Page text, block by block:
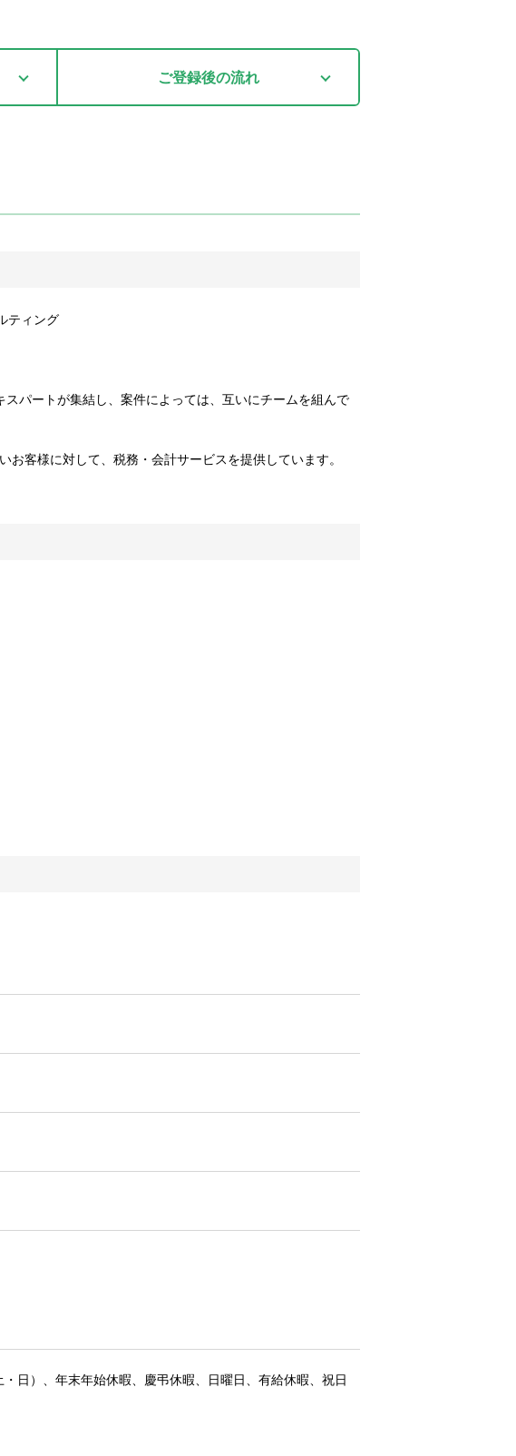
ご登録後の流れ
ティング
パートが集結し、案件によっては、互いにチームを組んで
客様に対して、税務・会計サービスを提供しています。
日）、年末年始休暇、慶弔休暇、日曜日、有給休暇、祝日